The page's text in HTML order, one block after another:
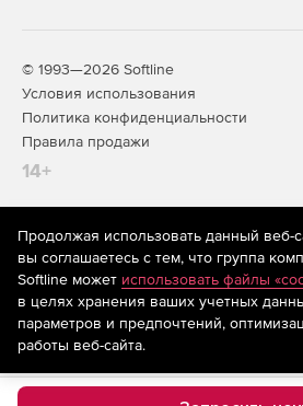
© 1993—2026 Softline
Условия использования
Политика конфиденциальности
Правила продажи
14+
На информационном ресурсе
рекомендательные технологии
предоставления информации на
систематизации и анализа сведений,
предпочтениям пользователей сети
находящихся на территории
Продолжая использовать данный веб-
вы соглашаетесь с тем, что группа
Softline может использовать файлы
в целях хранения ваших учетных
параметров и предпочтений,
работы веб-сайта.